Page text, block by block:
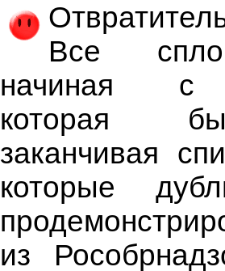
Все
начиная с
которая
заканчивая
которые
из